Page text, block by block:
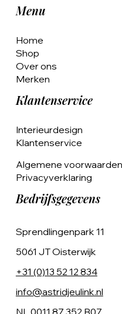
Menu
Home
Shop
Over ons
Merken
Klantenservice
Interieurdesign
Klantenservice
Algemene voorwaarden
Privacyverklaring
Bedrijfsgegevens
Sprendlingenpark 11
5061 JT Oisterwijk
+31 (0)13 52 12 834
info@astridjeulink.nl
NL 0011 87 352 B07